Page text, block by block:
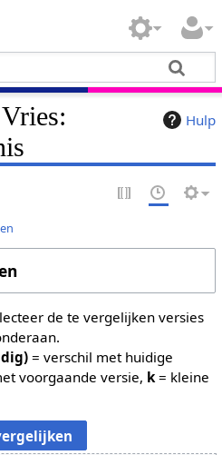
Hulp
de te vergelijken versies
= verschil met huidige
voorgaande versie, k= kleine